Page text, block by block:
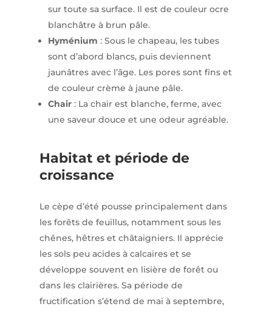
sur toute sa surface. Il est de couleur ocre
blanchâtre à brun pâle.
Hyménium : Sous le chapeau, les tubes
sont d’abord blancs, puis deviennent
jaunâtres avec l’âge. Les pores sont fins et
de couleur crème à jaune pâle.​
Chair: La chair est blanche, ferme, avec
une saveur douce et une odeur agréable.​
Habitat et période de
croissance
Le cèpe d’été pousse principalement dans
les forêts de feuillus, notamment sous les
chênes, hêtres et châtaigniers. Il apprécie
les sols peu acides à calcaires et se
développe souvent en lisière de forêt ou
dans les clairières. Sa période de
fructification s’étend de mai à septembre,